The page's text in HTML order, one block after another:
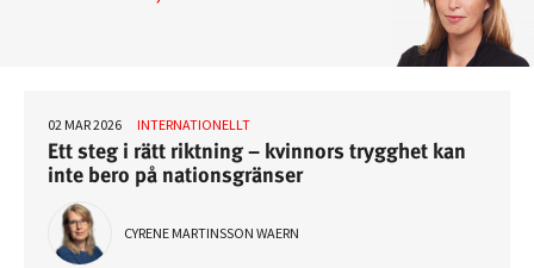
02 MAR 2026 INTERNATIONELLT
Ett steg i rätt riktning – kvinnors trygghet kan
inte bero på nationsgränser
CYRENE MARTINSSON WAERN